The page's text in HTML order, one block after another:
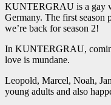
KUNTERGRAU is a gay
Germany. The first season
we’re back for season 2!
In KUNTERGRAU,
love is mundane.
Leopold, Marcel, Noah,
young adults and also